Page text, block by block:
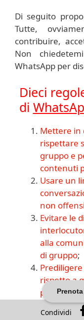
Di seguito
Tutte,
contribuire,
Non
WhatsApp per
Dieci
di
Mettere in
rispettare
gruppo e
contenuti
Usare un
non
Evitare le
alla
di gruppo;
rispetto a
preciso
Chiudere
aprirne altre
Condividi